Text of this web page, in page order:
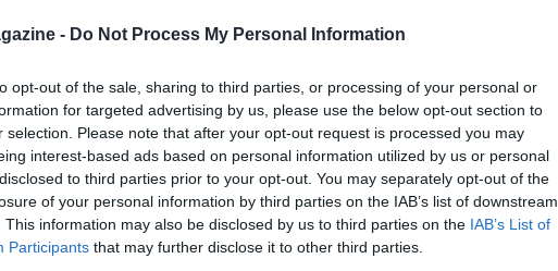
- Do Not Process My Personal Information
opt-out of the sale, sharing to third parties, or processing of your personal or
for targeted advertising by us, please use the below opt-out section to
selection. Please note that after your opt-out request is processed you may
interest-based ads based on personal information utilized by us or personal
to third parties prior to your opt-out. You may separately opt-out of the
of your personal information by third parties on the IAB’s list of downstream
This information may also be disclosed by us to third parties on the IAB’s List of
Participants that may further disclose it to other third parties.
pensati per promuovere queste
per giovani e anziani.
un’esperienza del genere?